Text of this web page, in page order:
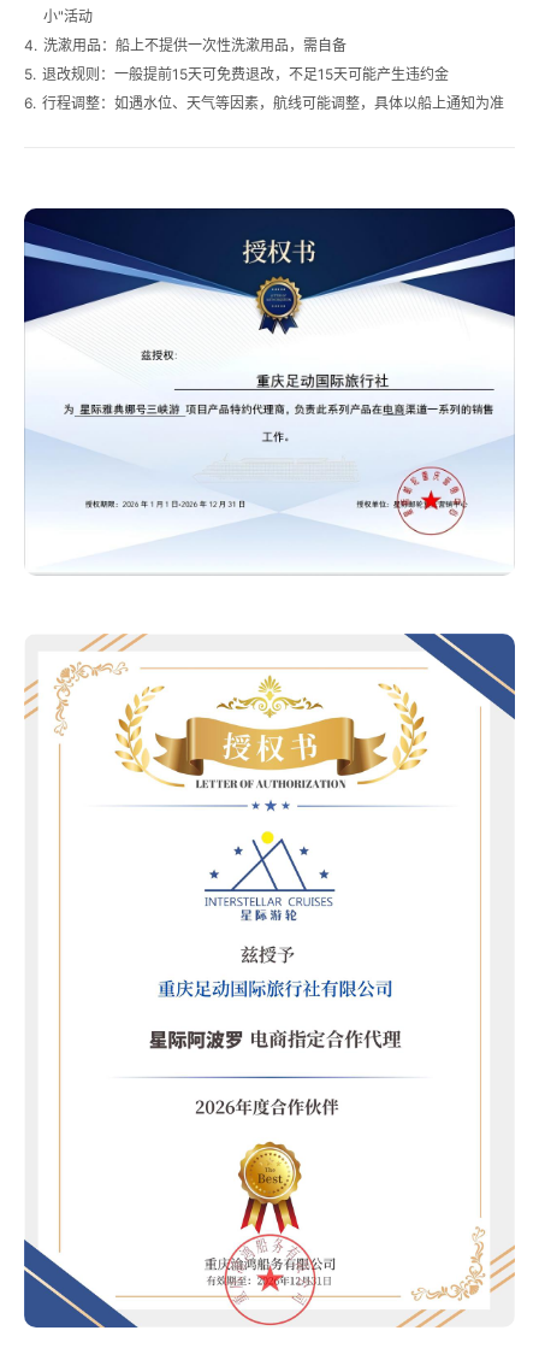
小"活动
4. 洗漱用品 ：船上不提供一次性洗漱用品，需自备
5. 退改规则 ：一般提前15天可免费退改，不足15天可能产生违约金
6. 行程调整：如遇水位、天气等因素，航线可能调整，具体以船上通知为准